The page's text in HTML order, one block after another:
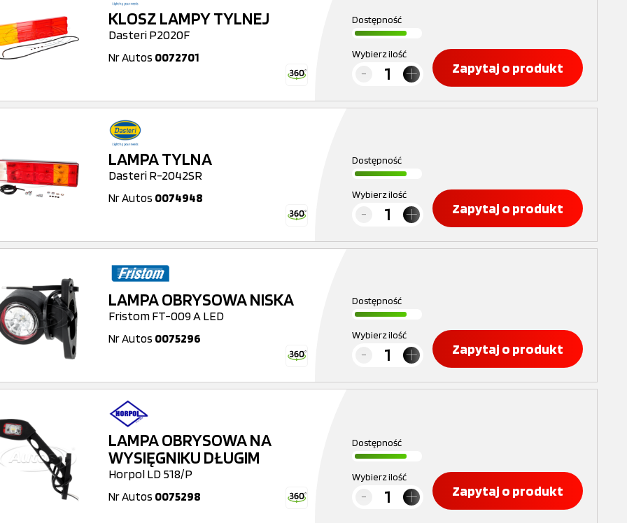
KLOSZ LAMPY TYLNEJ
Dasteri P2020F
Nr Autos 0072701
Dostępność
Wybierz ilość
Zapytaj o produkt
LAMPA TYLNA
Dasteri R-2042SR
Nr Autos 0074948
Dostępność
Wybierz ilość
Zapytaj o produkt
LAMPA OBRYSOWA NISKA
Fristom FT-009 A LED
Nr Autos 0075296
Dostępność
Wybierz ilość
Zapytaj o produkt
LAMPA OBRYSOWA NA
WYSIĘGNIKU DŁUGIM
Horpol LD 518/P
Nr Autos 0075298
Dostępność
Wybierz ilość
Zapytaj o produkt